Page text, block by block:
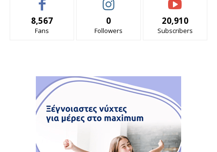
8,567
Fans
0
Followers
20,910
Subscribers